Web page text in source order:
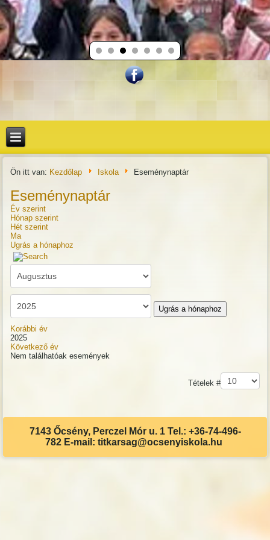
Ön itt van: Kezdőlap Iskola Eseménynaptár
Eseménynaptár
Év szerint
Hónap szerint
Hét szerint
Ma
Ugrás a hónaphoz
Ugrás a hónaphoz
Korábbi év
2025
Következő év
Nem találhatóak események
Tételek #
7143 Őcsény, Perczel Mór u. 1 Tel.: +36-74-496-
782 E-mail: titkarsag@ocsenyiskola.hu